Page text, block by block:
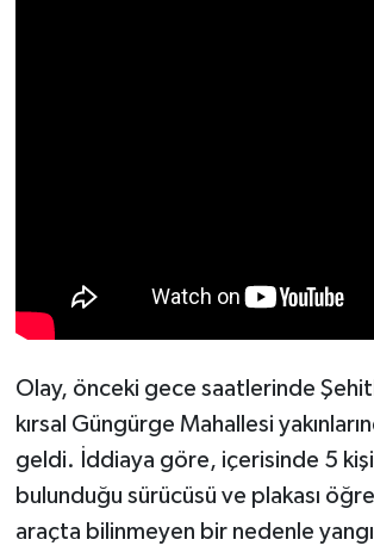
Olay, önceki gece saatlerinde
kırsal Güngürge Mahallesi
geldi. İddiaya göre, içerisinde 5
bulunduğu sürücüsü ve plakası
araçta bilinmeyen bir nedenle